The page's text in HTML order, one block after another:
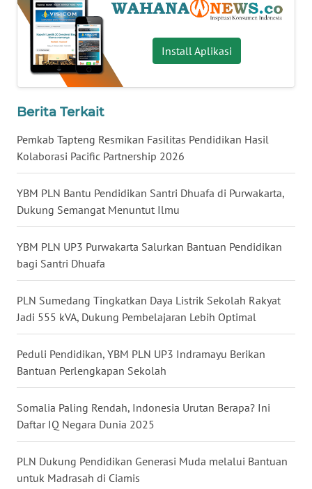
Install Aplikasi
Berita Terkait
Pemkab Tapteng Resmikan Fasilitas Pendidikan Hasil
Kolaborasi Pacific Partnership 2026
YBM PLN Bantu Pendidikan Santri Dhuafa di Purwakarta,
Dukung Semangat Menuntut Ilmu
YBM PLN UP3 Purwakarta Salurkan Bantuan Pendidikan
bagi Santri Dhuafa
PLN Sumedang Tingkatkan Daya Listrik Sekolah Rakyat
Jadi 555 kVA, Dukung Pembelajaran Lebih Optimal
Peduli Pendidikan, YBM PLN UP3 Indramayu Berikan
Bantuan Perlengkapan Sekolah
Somalia Paling Rendah, Indonesia Urutan Berapa? Ini
Daftar IQ Negara Dunia 2025
PLN Dukung Pendidikan Generasi Muda melalui Bantuan
untuk Madrasah di Ciamis
WN
NUSANTARA
WN
WN
JATIM
WN
BALI
WN
WN
WN
KALTIM
WN